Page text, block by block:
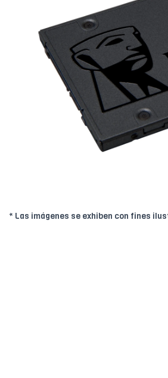
* Las imágenes se exhiben con fines